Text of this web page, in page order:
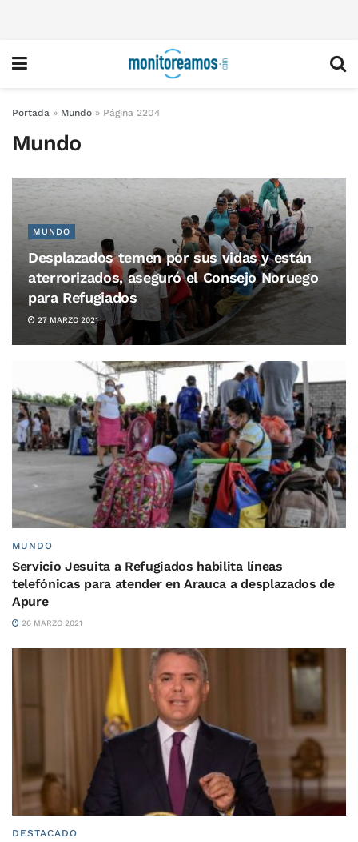
Portada » Mundo » Página 2204
Mundo
MUNDO
Desplazados temen por sus vidas y están
aterrorizados, aseguró el Consejo Noruego
para Refugiados
27 MARZO 2021
MUNDO
Servicio Jesuita a Refugiados habilita líneas
telefónicas para atender en Arauca a desplazados de
Apure
26 MARZO 2021
DESTACADO